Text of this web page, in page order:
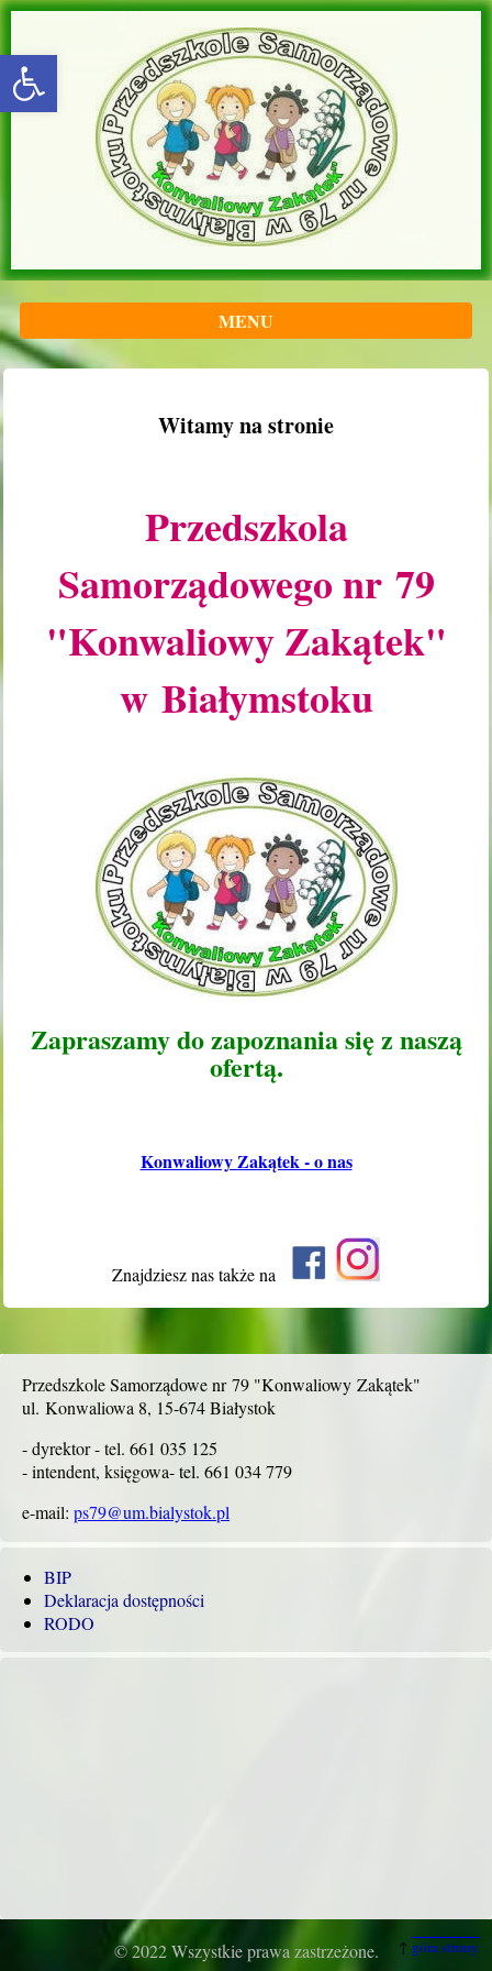
rozwiń/zwiń panel
MENU
Witamy na stronie
Przedszkola
Samorządowego nr 79
"Konwaliowy Zakątek"
w Białymstoku
Zapraszamy do zapoznania się z naszą
ofertą.
Konwaliowy Zakątek - o nas
Znajdziesz nas także na
Przedszkole Samorządowe nr 79 "Konwaliowy Zakątek"
ul. Konwaliowa 8, 15-674 Białystok
- dyrektor - tel. 661 035 125
- intendent, księgowa- tel. 661 034 779
e-mail: ps79@um.bialystok.pl
BIP
Deklaracja dostępności
RODO
↑ góra strony
© 2022 Wszystkie prawa zastrzeżone.